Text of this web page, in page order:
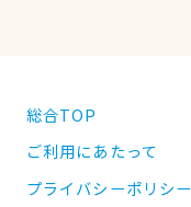
総合TOP
ご利用にあたって
プライバシーポリシー